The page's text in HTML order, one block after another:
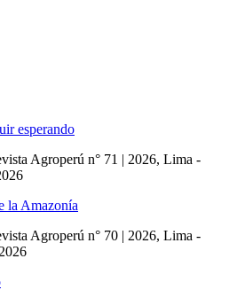
esperando
Agroperú n° 71 | 2026, Lima -
la Amazonía
Agroperú n° 70 | 2026, Lima -